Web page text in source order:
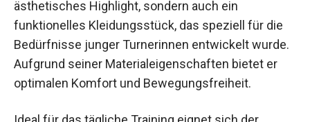
Dieser Gymnastikanzug ist nicht nur ein
ästhetisches Highlight, sondern auch ein
funktionelles Kleidungsstück, das speziell für die
Bedürfnisse junger Turnerinnen entwickelt
wurde. Aufgrund seiner Materialeigenschaften
bietet er optimalen Komfort und